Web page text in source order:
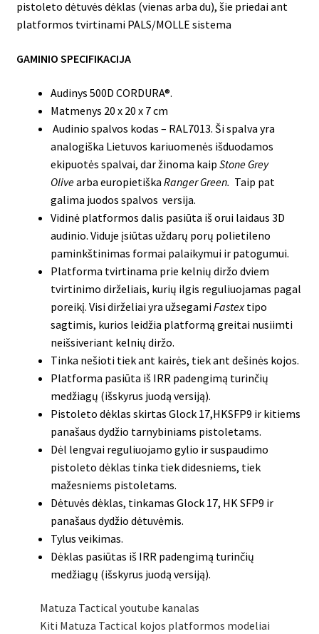
pistoleto dėtuvės dėklas (vienas arba du), šie priedai ant
platformos tvirtinami PALS/MOLLE sistema
GAMINIO SPECIFIKACIJA
Audinys 500D CORDURA®.
Matmenys 20 x 20 x 7 cm
Audinio spalvos kodas – RAL7013. Ši spalva yra
analogiška Lietuvos kariuomenės išduodamos
ekipuotės spalvai, dar žinoma kaip Stone Grey
Olivearba europietiška Ranger Green. Taip pat
galima juodos spalvos versija.
Vidinė platformos dalis pasiūta iš orui laidaus 3D
audinio. Viduje įsiūtas uždarų porų polietileno
paminkštinimas formai palaikymui ir patogumui.
Platforma tvirtinama prie kelnių diržo dviem
tvirtinimo dirželiais, kurių ilgis reguliuojamas pagal
poreikį. Visi dirželiai yra užsegamiFastextipo
sagtimis, kurios leidžia platformą greitai nusiimti
neišsiveriant kelnių diržo.
Tinka nešioti tiek ant kairės, tiek ant dešinės kojos.
Platforma pasiūta iš IRR padengimą turinčių
medžiagų (išskyrus juodą versiją).
Pistoleto dėklas skirtas Glock 17,HKSFP9 ir kitiems
panašaus dydžio tarnybiniams pistoletams.
Dėl lengvai reguliuojamo gylio ir suspaudimo
pistoleto dėklas tinka tiek didesniems, tiek
mažesniems pistoletams.
Dėtuvės dėklas, tinkamas Glock 17, HK SFP9 ir
panašaus dydžio dėtuvėmis.
Tylus veikimas.
Dėklas pasiūtas iš IRR padengimą turinčių
medžiagų (išskyrus juodą versiją).
Matuza Tactical youtube kanalas
Kiti Matuza Tactical kojos platformos modeliai